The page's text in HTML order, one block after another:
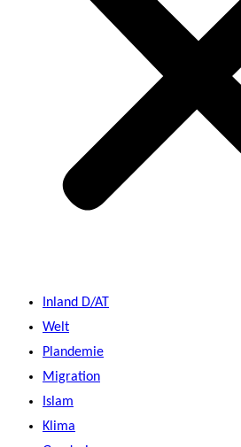
Inland D/AT
Welt
Plandemie
Migration
Islam
Klima